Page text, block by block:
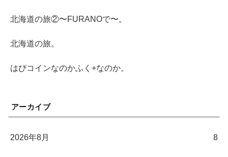
北海道の旅②〜FURANOで〜。
北海道の旅。
はぴコインなのかふく+なのか。
アーカイブ
2026年8月 8